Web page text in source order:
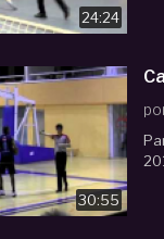
24:24
30:55